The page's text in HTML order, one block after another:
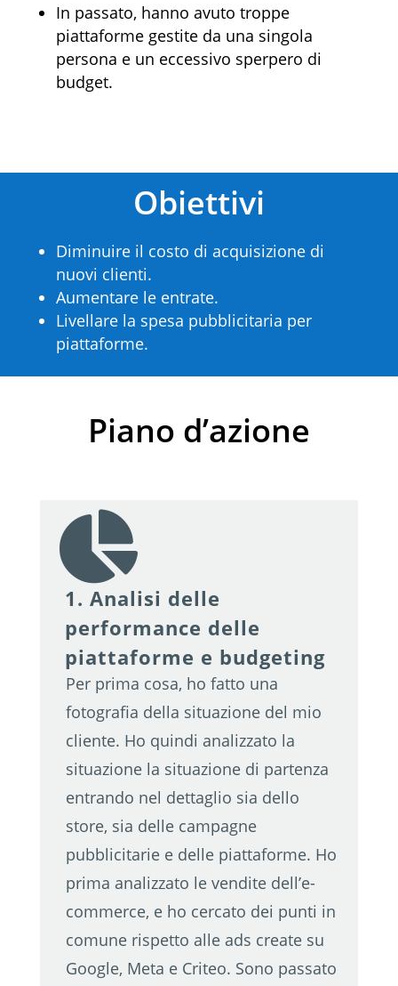
In passato, hanno avuto troppe
piattaforme gestite da una singola
persona e un eccessivo sperpero di
budget.
Obiettivi
Diminuire il costo di acquisizione di
nuovi clienti.
Aumentare le entrate.
Livellare la spesa pubblicitaria per
piattaforme.
Piano d’azione

1. Analisi delle
performance delle
piattaforme e budgeting
Per prima cosa, ho fatto una
fotografia della situazione del mio
cliente. Ho quindi analizzato la
situazione la situazione di partenza
entrando nel dettaglio sia dello
store, sia delle campagne
pubblicitarie e delle piattaforme. Ho
prima analizzato le vendite dell’e-
commerce, e ho cercato dei punti in
comune rispetto alle ads create su
Google, Meta e Criteo. Sono passato